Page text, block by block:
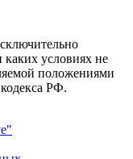
условиях не
положениями
РФ.